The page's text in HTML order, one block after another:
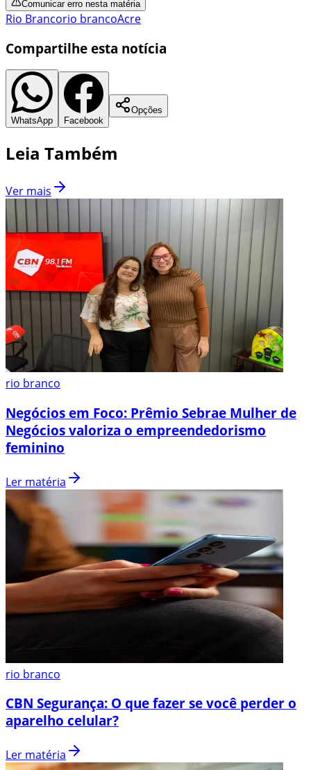
Comunicar erro nesta matéria
Rio Brancorio brancoAcre
Compartilhe esta notícia
WhatsApp Facebook
Opções
Leia Também
Ver mais
rio branco
Negócios em Foco: Prêmio Sebrae Mulher de
Negócios valoriza o empreendedorismo
feminino
Ler matéria
rio branco
CBN Segurança: O que fazer se você perder o
aparelho celular?
Ler matéria